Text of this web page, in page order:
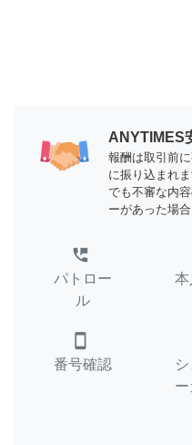
ANYTIMES
報酬は取引前
に振り込まれ
でも不審な内
ーがあった場
perm_phone_msg
パトロー
ル
本
smartphone
番号確認